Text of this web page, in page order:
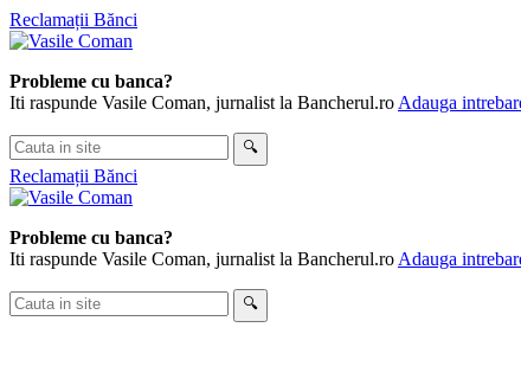
Skip
to
Reclamații Bănci
Probleme cu banca?
Iti raspunde Vasile Coman, jurnalist la Bancherul.ro Adauga
Cauta
in
site
🔍
Reclamații Bănci
Probleme cu banca?
Iti raspunde Vasile Coman, jurnalist la Bancherul.ro Adauga
Cauta
in
🔍